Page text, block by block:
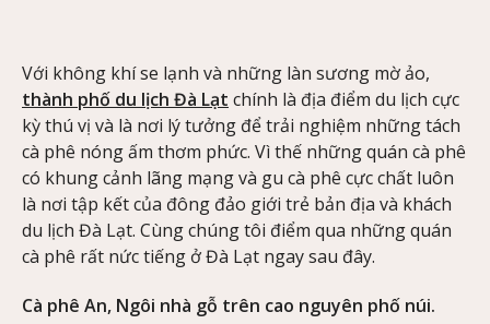
Với không khí se lạnh và những làn sương mờ ảo,
thành phố du lịch Đà Lạt chính là địa điểm du lịch cực
kỳ thú vị và là nơi lý tưởng để trải nghiệm những tách
cà phê nóng ấm thơm phức. Vì thế những quán cà phê
có khung cảnh lãng mạng và gu cà phê cực chất luôn
là nơi tập kết của đông đảo giới trẻ bản địa và khách
du lịch Đà Lạt. Cùng chúng tôi điểm qua những quán
cà phê rất nức tiếng ở Đà Lạt ngay sau đây.
Cà phê An, Ngôi nhà gỗ trên cao nguyên phố núi.